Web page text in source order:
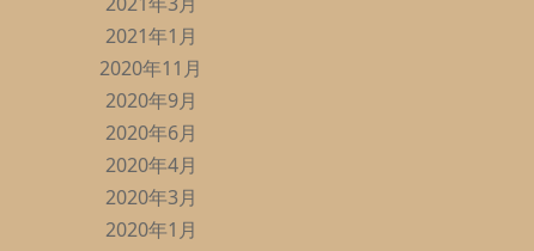
2021年1月
2020年11月
2020年9月
2020年6月
2020年4月
2020年3月
2020年1月